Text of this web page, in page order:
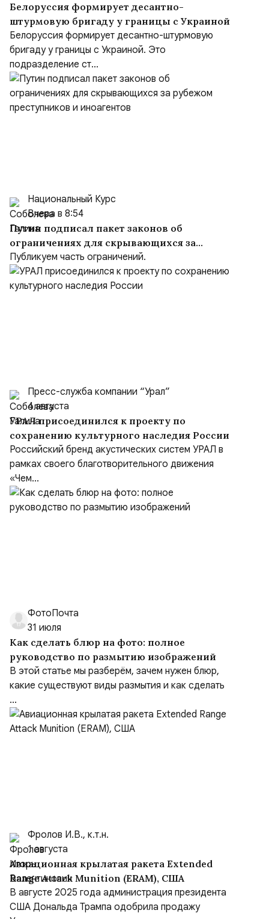
Белоруссия формирует десантно-
штурмовую бригаду у границы с Украиной
Белоруссия формирует десантно-штурмовую
бригаду у границы с Украиной. Это
подразделение ст...
Национальный Курс
Вчера в 8:54
Путин подписал пакет законов об
ограничениях для скрывающихся за
рубежом преступников и иноагентов
Публикуем часть ограничений.
Пресс-служба компании “Урал”
4 августа
УРАЛ присоединился к проекту по
сохранению культурного наследия России
Российский бренд акустических систем УРАЛ в
рамках своего благотворительного движения
«Чем...
ФотоПочта
31 июля
Как сделать блюр на фото: полное
руководство по размытию изображений
В этой статье мы разберём, зачем нужен блюр,
какие существуют виды размытия и как сделать
...
Фролов И.В., к.т.н.
1 августа
Авиационная крылатая ракета Extended
Range Attack Munition (ERAM), США
В августе 2025 года администрация президента
США Дональда Трампа одобрила продажу